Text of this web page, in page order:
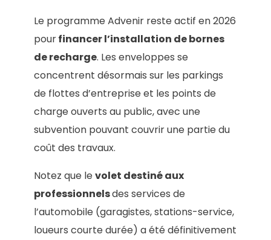
Le programme Advenir reste actif en 2026
pourfinancer l’installation de bornes
de recharge. Les enveloppes se
concentrent désormais sur les parkings
de flottes d’entreprise et les points de
charge ouverts au public, avec une
subvention pouvant couvrir une partie du
coût des travaux.
Notez que levolet destiné aux
professionnelsdes services de
l’automobile (garagistes, stations-service,
loueurs courte durée) a été définitivement